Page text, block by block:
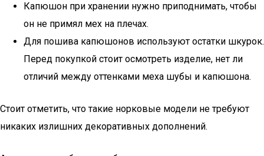
Капюшон при хранении нужно приподнимать, чтобы
он не примял мех на плечах.
Для пошива капюшонов используют остатки шкурок.
Перед покупкой стоит осмотреть изделие, нет ли
отличий между оттенками меха шубы и капюшона.
Стоит отметить, что такие норковые модели не требуют
никаких излишних декоративных дополнений.